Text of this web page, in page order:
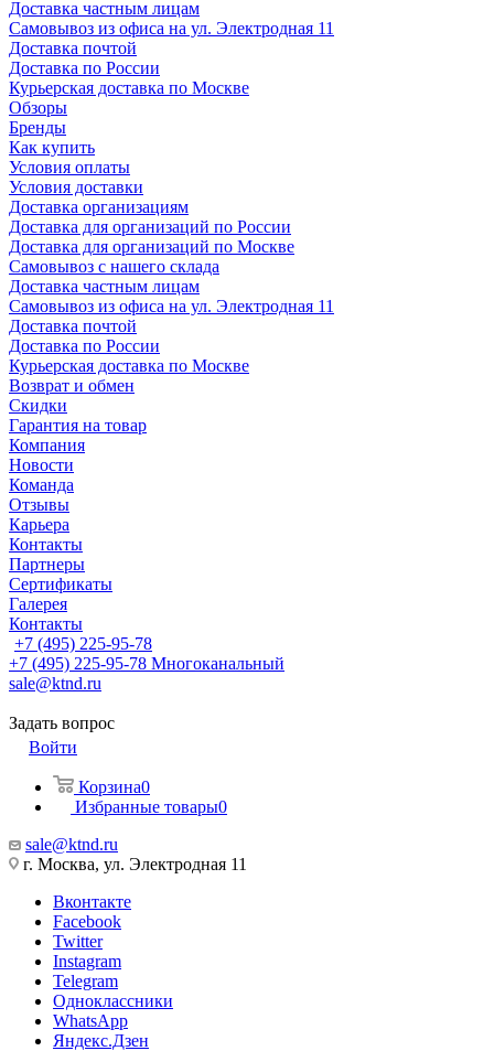
Доставка частным лицам
Самовывоз из офиса на ул. Электродная 11
Доставка почтой
Доставка по России
Курьерская доставка по Москве
Обзоры
Бренды
Как купить
Условия оплаты
Условия доставки
Доставка организациям
Доставка для организаций по России
Доставка для организаций по Москве
Самовывоз с нашего склада
Доставка частным лицам
Самовывоз из офиса на ул. Электродная 11
Доставка почтой
Доставка по России
Курьерская доставка по Москве
Возврат и обмен
Скидки
Гарантия на товар
Компания
Новости
Команда
Отзывы
Карьера
Контакты
Партнеры
Сертификаты
Галерея
Контакты
+7 (495) 225-95-78
+7 (495) 225-95-78 Многоканальный
sale@ktnd.ru
Задать вопрос
Войти
Корзина0
Избранные товары0
sale@ktnd.ru
г. Москва, ул. Электродная 11
Вконтакте
Facebook
Twitter
Instagram
Telegram
Одноклассники
WhatsApp
Яндекс.Дзен